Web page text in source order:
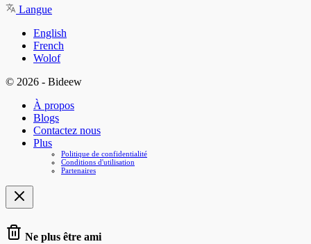
Langue
English
French
Wolof
© 2026 - Bideew
À propos
Blogs
Contactez nous
Plus
Politique de confidentialité
Conditions d'utilisation
Partenaires
Ne plus être ami